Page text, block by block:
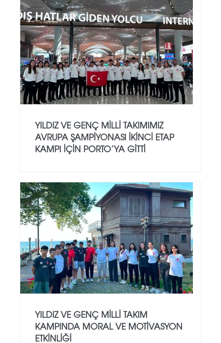
YILDIZ VE GENÇ MILLI TAKIMIMIZ
AVRUPA ŞAMPIYONASI İKINCI ETAP
KAMPI İÇIN PORTO’YA GITTI
YILDIZ VE GENÇ MILLI TAKIM
KAMPINDA MORAL VE MOTIVASYON
ETKINLIĞI